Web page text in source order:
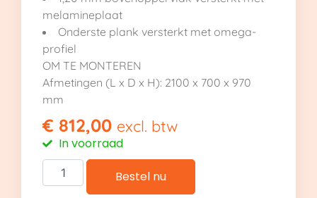
melamineplaat
Onderste plank versterkt met omega-
profiel
OM TE MONTEREN
Afmetingen (L x D x H): 2100 x 700 x 970
mm
€ 812,00 excl. btw
In voorraad
Bestel nu